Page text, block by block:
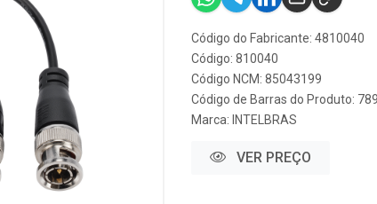
Código do Fabricante: 4810040
Código: 810040
Código NCM: 85043199
Código de Barras do Produto:
Marca: INTELBRAS
VER PREÇO